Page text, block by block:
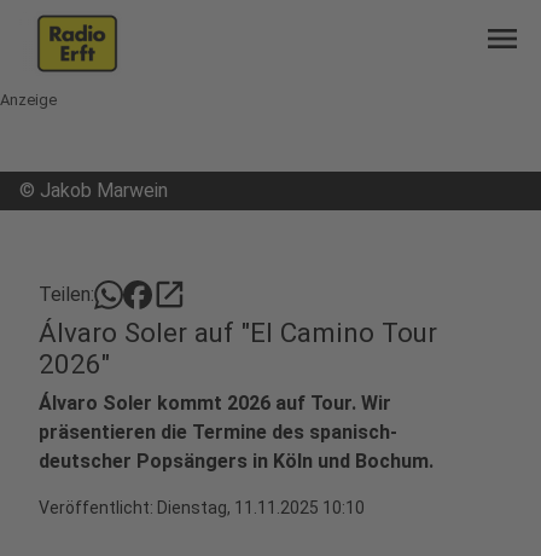
menu
Anzeige
© Jakob Marwein
Teilen: open_in_new
Álvaro Soler auf "El Camino Tour
2026"
Álvaro Soler kommt 2026 auf Tour. Wir
präsentieren die Termine des spanisch-
deutscher Popsängers in Köln und Bochum.
Veröffentlicht: Dienstag, 11.11.2025 10:10